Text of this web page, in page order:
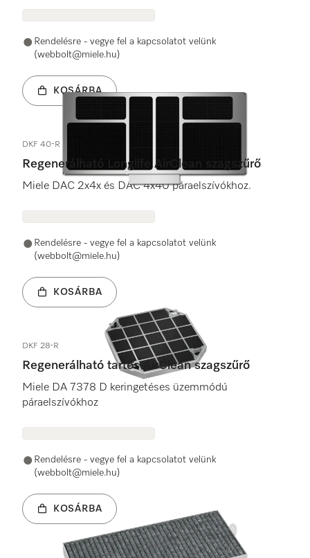
Rendelésre - vegye fel a kapcsolatot velünk
(webbolt@miele.hu)
KOSÁRBA
DKF 40-R
Regenerálható Longlife AirClean szagszűrő
Miele DAC 2x4x és DAC 4x40 páraelszívókhoz.
Rendelésre - vegye fel a kapcsolatot velünk
(webbolt@miele.hu)
KOSÁRBA
DKF 28-R
Regenerálható tartós AirClean szagszűrő
Miele DA 7378 D keringetéses üzemmódú
páraelszívókhoz
Rendelésre - vegye fel a kapcsolatot velünk
(webbolt@miele.hu)
KOSÁRBA